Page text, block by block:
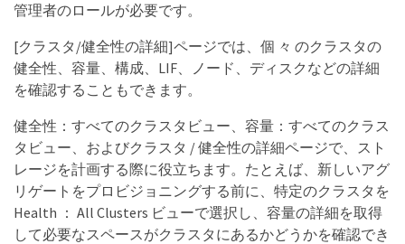
管理者のロールが必要です。
[クラスタ/健全性の詳細]ページでは、個 々 のクラスタの
健全性、容量、構成、LIF、ノード、ディスクなどの詳細
を確認することもできます。
健全性：すべてのクラスタビュー、容量：すべてのクラス
タビュー、およびクラスタ / 健全性の詳細ページで、スト
レージを計画する際に役立ちます。たとえば、新しいアグ
リゲートをプロビジョニングする前に、特定のクラスタを
Health ： All Clusters ビューで選択し、容量の詳細を取得
して必要なスペースがクラスタにあるかどうかを確認でき